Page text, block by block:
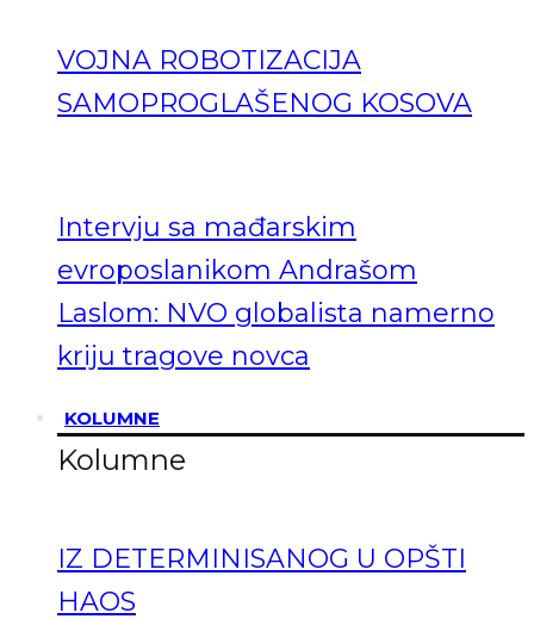
VOJNA ROBOTIZACIJA
SAMOPROGLAŠENOG KOSOVA
Intervju sa mađarskim
evroposlanikom Andrašom
Laslom: NVO globalista namerno
kriju tragove novca
KOLUMNE
Kolumne
IZ DETERMINISANOG U OPŠTI
HAOS